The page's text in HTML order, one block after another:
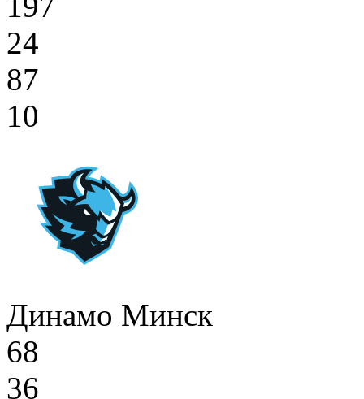
24
87
10
Динамо Минск
68
36